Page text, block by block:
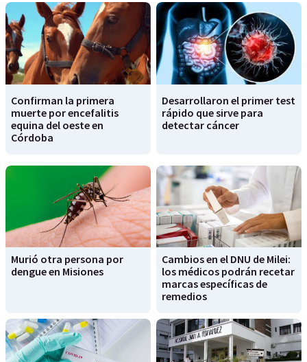
Confirman la primera
muerte por encefalitis
equina del oeste en
Córdoba
Desarrollaron el primer test
rápido que sirve para
detectar cáncer
Murió otra persona por
dengue en Misiones
Cambios en el DNU de Milei:
los médicos podrán recetar
marcas específicas de
remedios